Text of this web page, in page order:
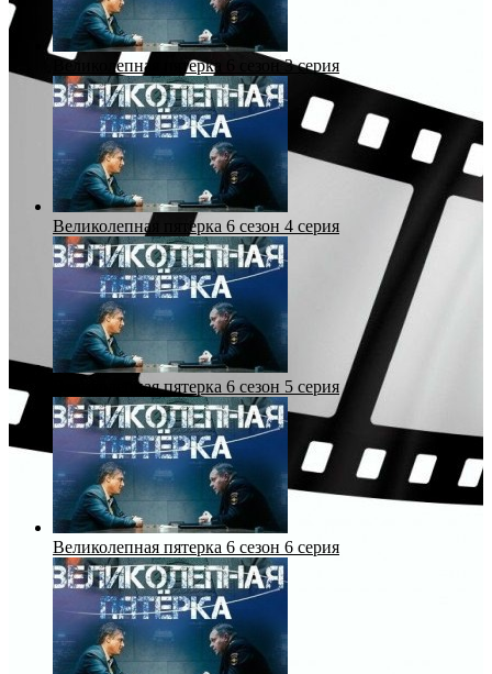
Великолепная пятерка 6 сезон 3 серия
Великолепная пятерка 6 сезон 4 серия
Великолепная пятерка 6 сезон 5 серия
Великолепная пятерка 6 сезон 6 серия